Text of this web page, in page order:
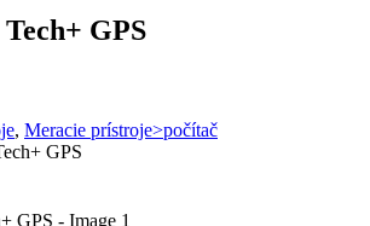
GPS
, Meracie prístroje>počítač
GPS